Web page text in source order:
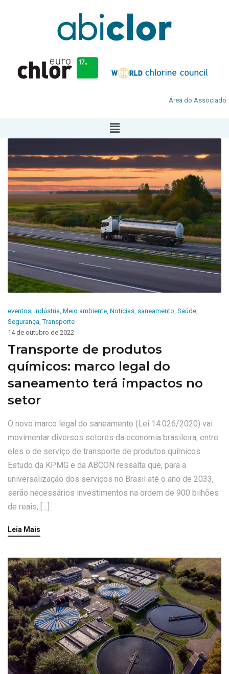
Área do Associado
eventos indústria Meio ambiente Noticias saneamento Saúde
Segurança ,Transporte
14 de outubro de 2022
Transporte de produtos
químicos: marco legal do
saneamento terá impactos no
setor
O novo marco legal do saneamento (Lei 14.026/2020) vai
movimentar diversos setores da economia brasileira, entre
eles o de serviço de transporte de produtos químicos.
Estudo da KPMG e da ABCON ressalta que, para a
universalização dos serviços no Brasil até o ano de 2033,
serão necessários investimentos na ordem de 900 bilhões
de reais, […]
Leia Mais